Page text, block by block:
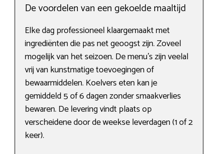
De voordelen van een gekoelde maaltijd
Elke dag professioneel klaargemaakt met
ingrediënten die pas net geoogst zijn. Zoveel
mogelijk van het seizoen. De menu’s zijn veelal
vrij van kunstmatige toevoegingen of
bewaarmiddelen. Koelvers eten kan je
gemiddeld 5 of 6 dagen zonder smaakverlies
bewaren. De levering vindt plaats op
verscheidene door de weekse leverdagen (1 of 2
keer).